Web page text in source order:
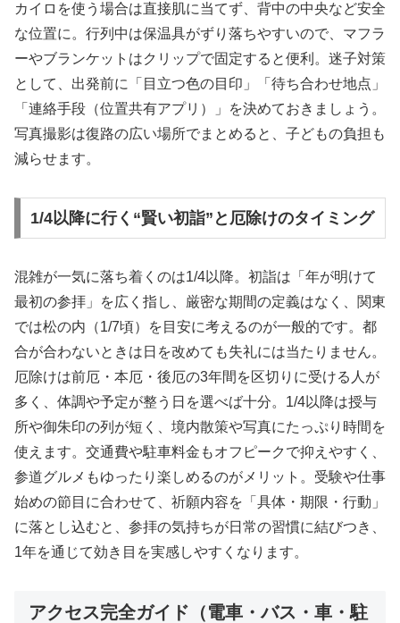
カイロを使う場合は直接肌に当てず、背中の中央など安全
な位置に。行列中は保温具がずり落ちやすいので、マフラ
ーやブランケットはクリップで固定すると便利。迷子対策
として、出発前に「目立つ色の目印」「待ち合わせ地点」
「連絡手段（位置共有アプリ）」を決めておきましょう。
写真撮影は復路の広い場所でまとめると、子どもの負担も
減らせます。
1/4以降に行く“賢い初詣”と厄除けのタイミング
混雑が一気に落ち着くのは1/4以降。初詣は「年が明けて
最初の参拝」を広く指し、厳密な期間の定義はなく、関東
では松の内（1/7頃）を目安に考えるのが一般的です。都
合が合わないときは日を改めても失礼には当たりません。
厄除けは前厄・本厄・後厄の3年間を区切りに受ける人が
多く、体調や予定が整う日を選べば十分。1/4以降は授与
所や御朱印の列が短く、境内散策や写真にたっぷり時間を
使えます。交通費や駐車料金もオフピークで抑えやすく、
参道グルメもゆったり楽しめるのがメリット。受験や仕事
始めの節目に合わせて、祈願内容を「具体・期限・行動」
に落とし込むと、参拝の気持ちが日常の習慣に結びつき、
1年を通じて効き目を実感しやすくなります。
アクセス完全ガイド（電車・バス・車・駐